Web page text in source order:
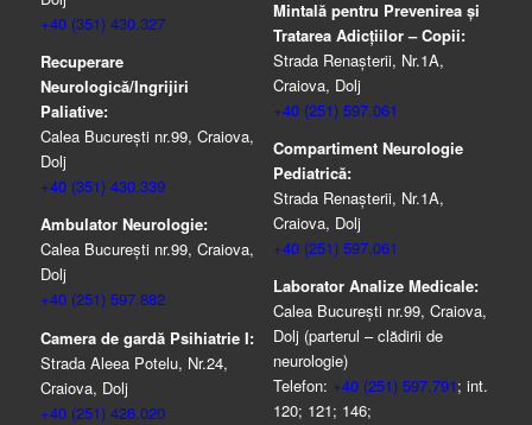
+40 (351) 430.327
Recuperare
Neurologică/Ingrijiri
Paliative:
Calea București nr.99, Craiova,
Dolj
+40 (351) 430.339
Ambulator Neurologie:
Calea București nr.99, Craiova,
Dolj
+40 (251) 597.882
Camera de gardă Psihiatrie I:
Strada Aleea Potelu, Nr.24,
Craiova, Dolj
+40 (251) 426.020
Mintală pentru Prevenirea şi
Tratarea Adicţiilor – Copii:
Strada Renașterii, Nr.1A,
Craiova, Dolj
+40 (251) 597.061
Compartiment Neurologie
Pediatrică:
Strada Renaşterii, Nr.1A,
Craiova, Dolj
+40 (251) 597.061
Laborator Analize Medicale:
Calea București nr.99, Craiova,
Dolj (parterul – clădirii de
neurologie)
Telefon: +40 (251) 597.791; int.
120; 121; 146;